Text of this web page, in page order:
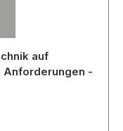
auf
Anforderungen -